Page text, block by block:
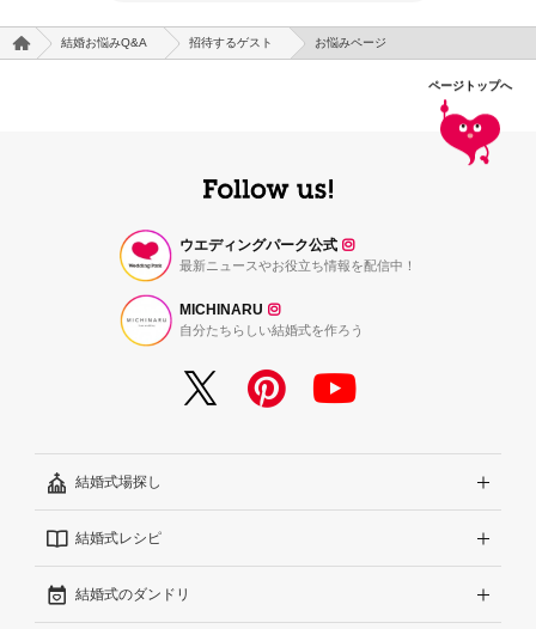
結婚お悩みQ&A 招待するゲスト お悩みページ
ページトップへ
ウエディングパーク公式
最新ニュースやお役立ち情報を配信中！
MICHINARU
自分たちらしい結婚式を作ろう
結婚式場探し
エリアから探す
こだわりから探す
結婚式レシピ
結婚式準備レポート『ハナレポ』
結婚式のダンドリ